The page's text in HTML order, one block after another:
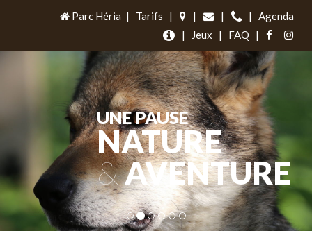
Parc Héria | Tarifs | | | |
Agenda
|
Jeux | FAQ |
UNE PAUSE
NATURE
&AVENTURE